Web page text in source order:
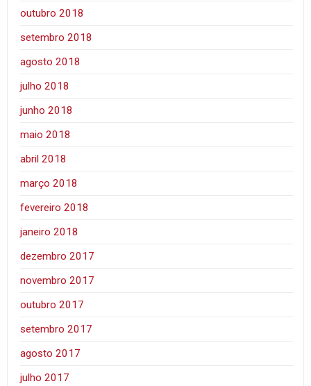
outubro 2018
setembro 2018
agosto 2018
julho 2018
junho 2018
maio 2018
abril 2018
março 2018
fevereiro 2018
janeiro 2018
dezembro 2017
novembro 2017
outubro 2017
setembro 2017
agosto 2017
julho 2017